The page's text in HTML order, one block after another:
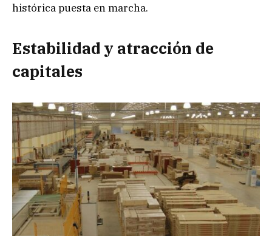
histórica puesta en marcha.
Estabilidad y atracción de
capitales